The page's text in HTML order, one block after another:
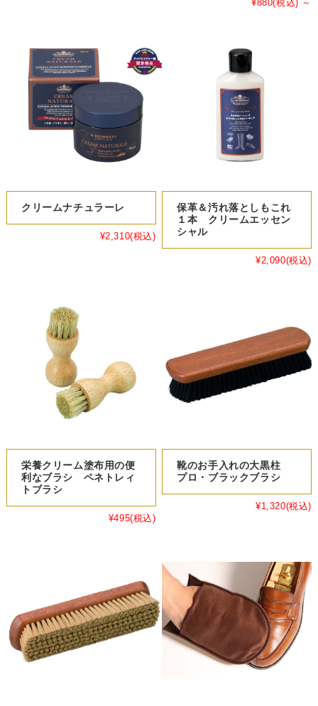
¥880(税込) ～
クリームナチュラーレ
¥2,310(税込)
保革＆汚れ落としもこれ
１本 クリームエッセン
シャル
¥2,090(税込)
栄養クリーム塗布用の便
利なブラシ ペネトレィ
トブラシ
¥495(税込)
靴のお手入れの大黒柱
プロ・ブラックブラシ
¥1,320(税込)